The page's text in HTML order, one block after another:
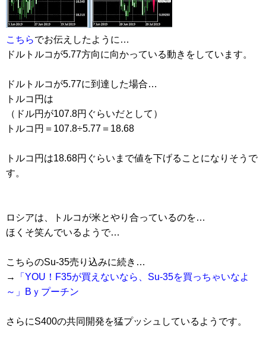
こちらでお伝えしたように…
ドルトルコが5.77方向に向かっている動きをしています。
ドルトルコが5.77に到達した場合…
トルコ円は
（ドル円が107.8円ぐらいだとして）
トルコ円＝107.8÷5.77＝18.68
トルコ円は18.68円ぐらいまで値を下げることになりそうで
す。
ロシアは、トルコが米とやり合っているのを…
ほくそ笑んでいるようで…
こちらのSu-35売り込みに続き…
→
「YOU！F35が買えないなら、Su-35を買っちゃいなよ
～」Bｙプーチン
さらにS400の共同開発を猛プッシュしているようです。